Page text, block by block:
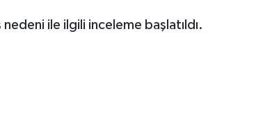
nedeni ile ilgili inceleme başlatıldı.